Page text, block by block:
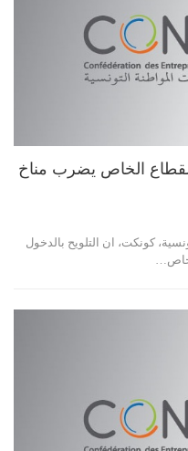
الخاص يضرب مناخ
كونكت، ان التلويح بالدخول